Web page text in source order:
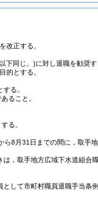
改正する。
下同じ。)に対し退職を勧奨
的とする。
る。
ること。
る。
8月31日までの間に，取手
，取手地方広域下水道組合
して市町村職員退職手当条例